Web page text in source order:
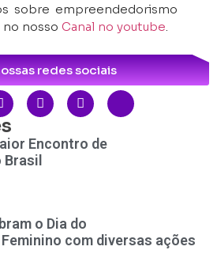
sobre empreendedorismo
no nosso Canal no youtube
redes sociais
Encontro de
o Dia do
com diversas ações